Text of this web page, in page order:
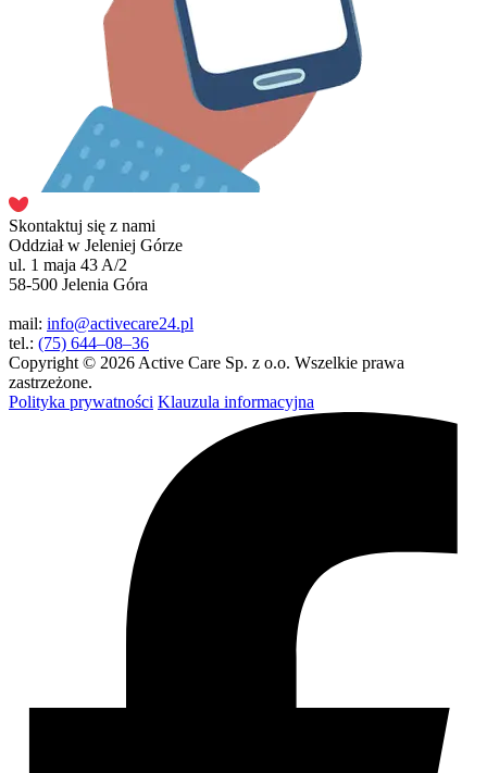
Skontaktuj się z nami
Oddział w Jeleniej Górze
ul. 1 maja 43 A/2
58-500 Jelenia Góra
mail: info@activecare24.pl
tel.: (75) 644–08–36
Copyright © 2026 Active Care Sp. z o.o. Wszelkie prawa
zastrzeżone.
Polityka prywatności Klauzula informacyjna